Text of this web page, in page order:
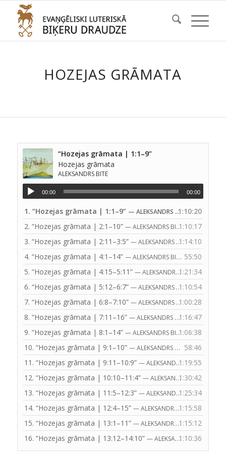
HOZEJAS GRĀMATA
“Hozejas grāmata | 1:1–9”
Hozejas grāmata
ALEKSANDRS BITE
00:00 00:00
1. “Hozejas grāmata | 1:1–9” — ALEKSANDRS BITE 1:10:20
2. “Hozejas grāmata | 2:1–10” — ALEKSANDRS BITE 1:10:17
3. “Hozejas grāmata | 2:11–3:5” — ALEKSANDRS BITE 1:14:10
4. “Hozejas grāmata | 4:1–14” — ALEKSANDRS BITE
55:50
5. “Hozejas grāmata | 4:15–5:11” — ALEKSANDRS BITE 1:21:34
6. “Hozejas grāmata | 5:12–6:7” — ALEKSANDRS BITE 1:10:54
7. “Hozejas grāmata | 6:8–7:10” — ALEKSANDRS BITE 1:00:28
8. “Hozejas grāmata | 7:11–16” — ALEKSANDRS BITE
1:16:47
9. “Hozejas grāmata | 8:1–14” — ALEKSANDRS BITE 1:06:38
10. “Hozejas grāmata | 9:1–10” — ALEKSANDRS BITE
58:46
11. “Hozejas grāmata | 9:11–10:9” — ALEKSANDRS BITE 1:19:55
12. “Hozejas grāmata | 10:10–11:4” — ALEKSANDRS BITE 1:30:42
13. “Hozejas grāmata | 11:5–12:3” — ALEKSANDRS BITE 1:25:34
14. “Hozejas grāmata | 12:4–15” — ALEKSANDRS BITE 1:15:58
15. “Hozejas grāmata | 13:1–11” — ALEKSANDRS BITE 1:15:12
16. “Hozejas grāmata | 13:12–14:10” — ALEKSANDRS BITE 1:10:36